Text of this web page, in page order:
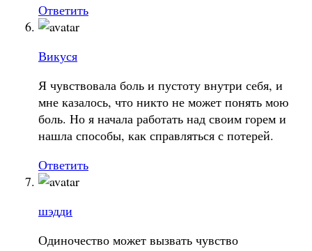
Ответить
Викуся
Я чувствовала боль и пустоту внутри себя, и
мне казалось, что никто не может понять мою
боль. Но я начала работать над своим горем и
нашла способы, как справляться с потерей.
Ответить
шэдди
Одиночество может вызвать чувство